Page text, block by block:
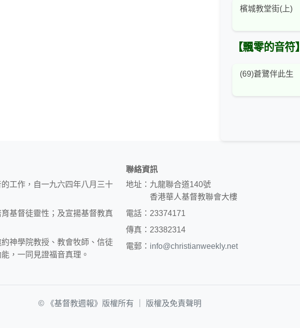
檳城教堂街(上)
【飄零的音符】
(69)蒼鷺伴此生
工作，自一九六四年八月三十
基督徒靈性；及宣揚基督教真
神學院教授、教會牧師、信徒
，一同見證福音真理。
聯絡資訊
地址：九龍聯合道140號
香港華人基督教聯會大樓
電話：23374171
傳真：23382314
電郵： info@christianweekly.net
© 《基督教週報》版權所有 ｜ 版權及免責聲明